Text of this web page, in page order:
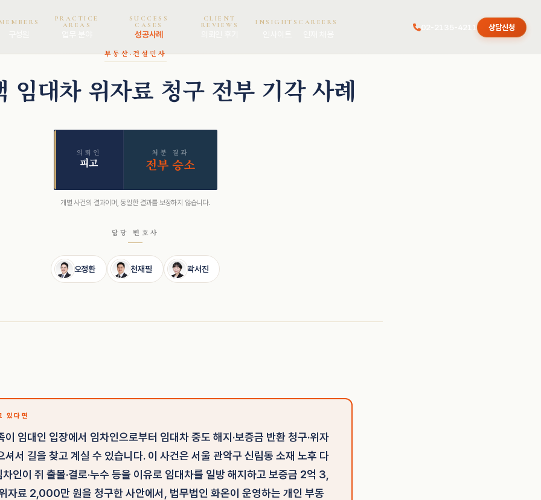
PRACTICE
AREAS
SUCCESS
CASES
성공사례
CLIENT
REVIEWS
INSIGHTS CAREERS
02-2135-4211 상담신청
부동산·건설민사
임대차 위자료 청구 전부 기각 사례
의뢰인
피고
처분 결과
전부 승소
개별 사건의 결과이며, 동일한 결과를 보장하지 않습니다.
담당 변호사
오정환 천재필 곽서진
있다면
이 임대인 입장에서 임차인으로부터 임대차 중도 해지·보증금 반환 청구·위자
셔서 길을 찾고 계실 수 있습니다. 이 사건은 서울 관악구 신림동 소재 노후 다
인이 쥐 출몰·결로·누수 등을 이유로 임대차를 일방 해지하고 보증금 2억 3,
자료 2,000만 원을 청구한 사안에서, 법무법인 화온이 운영하는 개인 부동